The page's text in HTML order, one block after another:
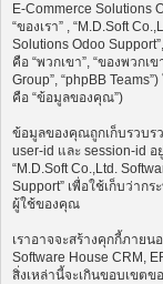
E-Commerce Solutions
“ของเรา” , “M.D.Soft
Solutions Odoo
คือ “พวกเขา”, “ของพวกเ
Group”, “phpBB
คือ “ข้อมูลของคุณ”)
ข้อมูลของคุณถูกเก็บรวบร
user-id และ session-id
“M.D.Soft Co.,Ltd.
Support” เพื่อใช้เก็บว่าก
ผู้ใช้ของคุณ
เราอาจจะสร้างคุกกี้ภาย
Software House CRM,
สิ่งเหล่านี้จะเกินขอบเขต